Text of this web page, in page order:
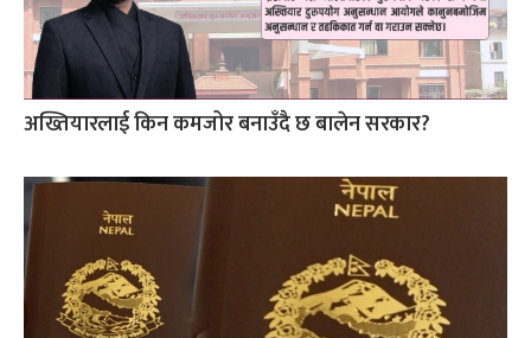
अख्तियारलाई किन कमजोर बनाउँदै छ बालेन सरकार?